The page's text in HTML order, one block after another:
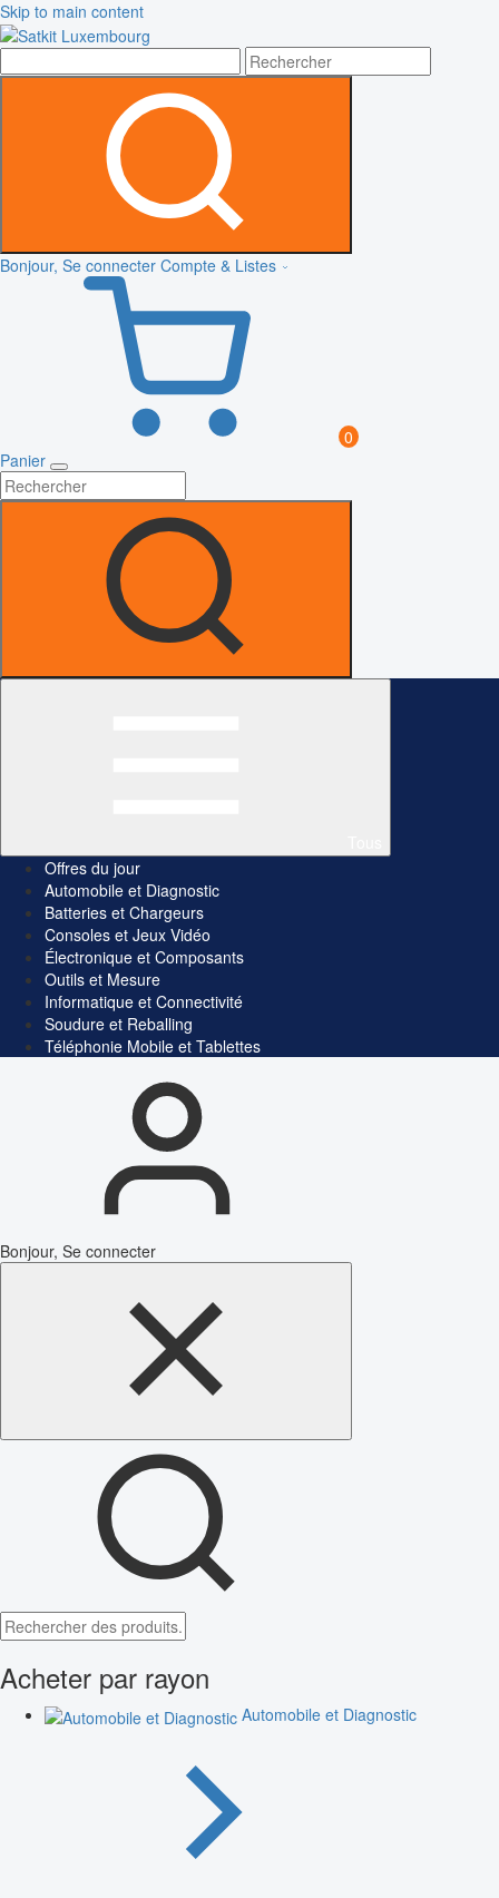
Skip to main content
Bonjour, Se connecter Compte & Listes
0
Panier
Offres du jour
Automobile et Diagnostic
Batteries et Chargeurs
Consoles et Jeux Vidéo
Électronique et Composants
Outils et Mesure
Informatique et Connectivité
Soudure et Reballing
Téléphonie Mobile et Tablettes
Bonjour, Se connecter
Acheter par rayon
Automobile et Diagnostic